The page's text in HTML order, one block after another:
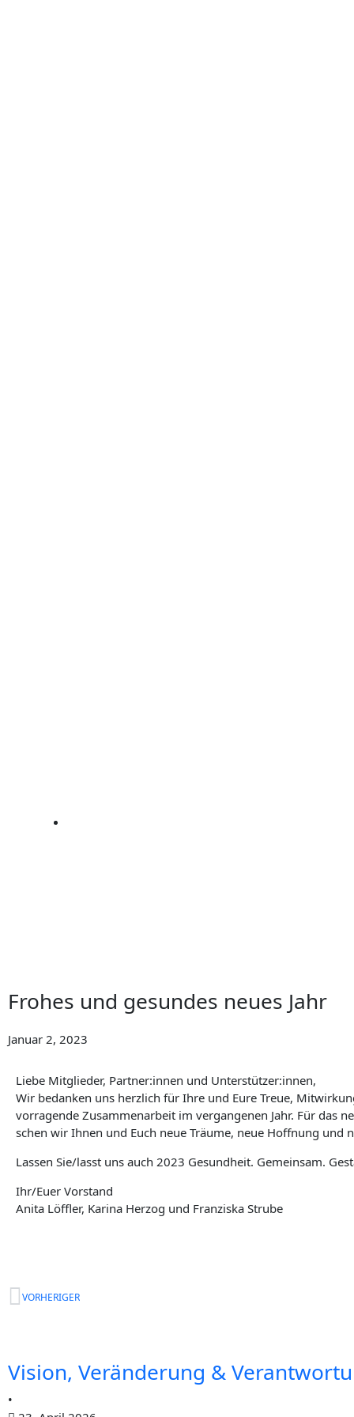
Fro­hes und gesun­des neu­es Jahr
Januar 2, 2023
Lie­be Mit­glie­der, Partner:innen und Unterstützer:innen,
Wir bedan­ken uns herz­lich für Ihre und Eure Treue,
vor­ra­gen­de Zusam­men­ar­beit im ver­gan­ge­nen Jahr. Für das
schen wir Ihnen und Euch neue Träu­me, neue Hoff­nung und
Las­sen Sie/lasst uns auch 2023 Gesund­heit. Gemein­sam.
Ihr/Euer Vor­stand
Ani­ta Löff­ler, Kari­na Her­zog und Fran­zis­ka Strube
Zurück
VORHERIGER
on,
Visi­on, Ver­än­de­rung &
•
für
des
werk-
nen­
the
ti­
BVGF
des­